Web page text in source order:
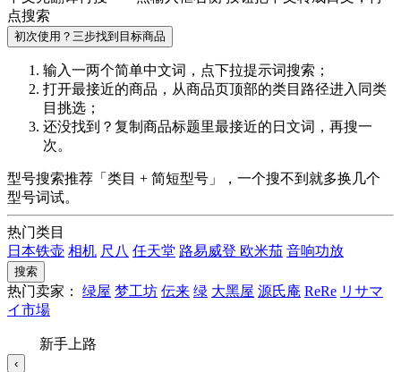
点搜索
初次使用？三步找到目标商品
输入一两个简单中文词，点下拉提示词搜索；
打开最接近的商品，从商品页顶部的类目路径进入同类
目挑选；
还没找到？复制商品标题里最接近的 日文词 ，再搜一
次。
型号搜索推荐「类目 + 简短型号」，一个搜不到就多换几个
型号词试。
热门类目
日本铁壶 相机 尺八 任天堂 路易威登 欧米茄 音响功放
搜索
热门卖家： 绿屋 梦工坊 伝来 绿 大黑屋 源氏庵 ReRe リサマ
イ市場
新手上路
‹